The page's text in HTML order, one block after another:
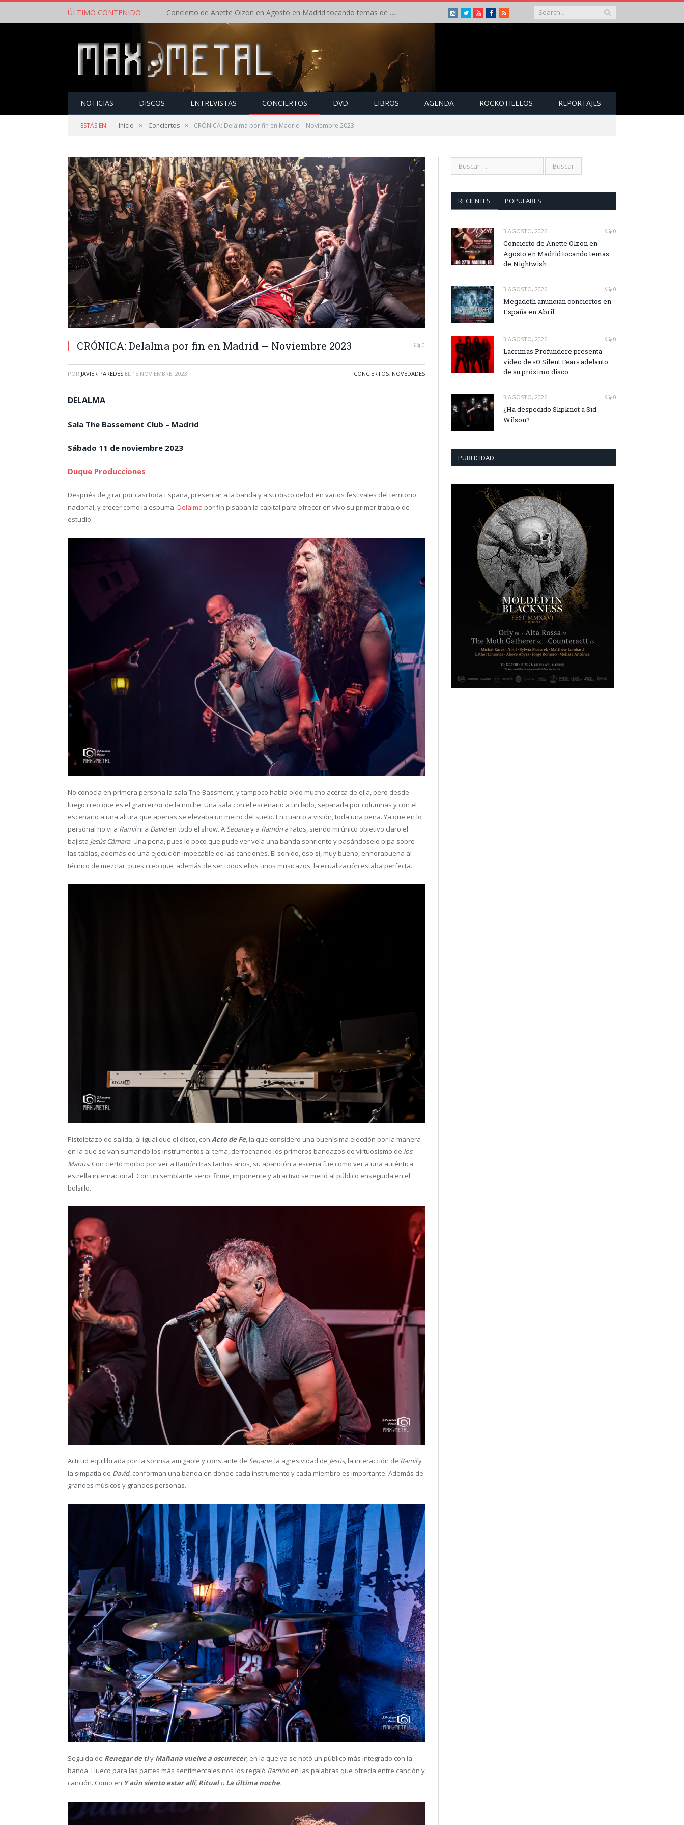
ÚLTIMO CONTENIDO Concierto de Anette Olzon en Agosto en Madrid tocando temas de Nightwish Instagram
TwitterYoutubeFacebook
RSS
NOTICIAS DISCOS ENTREVISTAS CONCIERTOS DVD LIBROS AGENDA ROCKOTILLEOS REPORTAJES
ESTÁS EN: Inicio » Conciertos » CRÓNICA: Delalma por fin en Madrid – Noviembre 2023
CRÓNICA: Delalma por fin en Madrid – Noviembre 2023 0
POR JAVIER PAREDES EL 15 NOVIEMBRE, 2023 CONCIERTOS, NOVEDADES
DELALMA
Sala The Bassement Club – Madrid
Sábado 11 de noviembre 2023
Duque Producciones
Después de girar por casi toda España, presentar a la banda y a su disco debut en varios festivales del territorio
nacional, y crecer como la espuma. Delalma por fin pisaban la capital para ofrecer en vivo su primer trabajo de
estudio.
No conocía en primera persona la sala The Bassment, y tampoco había oído mucho acerca de ella, pero desde
luego creo que es el gran error de la noche. Una sala con el escenario a un lado, separada por columnas y con el
escenario a una altura que apenas se elevaba un metro del suelo. En cuanto a visión, toda una pena. Ya que en lo
personal no vi a Ramilni a Daviden todo el show. A Seoaney a Ramón a ratos, siendo mi único objetivo claro el
bajista Jesús Cámara. Una pena, pues lo poco que pude ver veía una banda sonriente y pasándoselo pipa sobre
las tablas, además de una ejecución impecable de las canciones. El sonido, eso si, muy bueno, enhorabuena al
técnico de mezclar, pues creo que, además de ser todos ellos unos musicazos, la ecualización estaba perfecta.
Pistoletazo de salida, al igual que el disco, con Acto de Fe, la que considero una buenísima elección por la manera
en la que se van sumando los instrumentos al tema, derrochando los primeros bandazos de virtuosismo de los
Manus. Con cierto morbo por ver a Ramón tras tantos años, su aparición a escena fue como ver a una auténtica
estrella internacional. Con un semblante serio, firme, imponente y atractivo se metió al público enseguida en el
bolsillo.
Actitud equilibrada por la sonrisa amigable y constante de Seoane, la agresividad de Jesús, la interacción de Ramily
la simpatía de David, conforman una banda en donde cada instrumento y cada miembro es importante. Además de
grandes músicos y grandes personas.
Seguida de Renegar de tiy Mañana vuelve a oscurecer, en la que ya se notó un público más integrado con la
banda. Hueco para las partes más sentimentales nos los regaló Ramón en las palabras que ofrecía entre canción y
canción. Como en Y aún siento estar allí, Ritualo La última noche.
RECIENTES POPULARES
3 AGOSTO, 2026 0
Concierto de Anette Olzon en
Agosto en Madrid tocando temas
de Nightwish
3 AGOSTO, 2026 0
Megadeth anuncian conciertos en
España en Abril
3 AGOSTO, 2026 0
Lacrimas Profundere presenta
vídeo de «O Silent Fear» adelanto
de su próximo disco
3 AGOSTO, 2026 0
¿Ha despedido Slipknot a Sid
Wilson?
PUBLICIDAD